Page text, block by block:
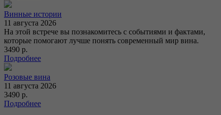
Винные истории
11 августа 2026
На этой встрече вы познакомитесь с событиями и фактами,
которые помогают лучше понять современный мир вина.
3490 р.
Подробнее
Розовые вина
11 августа 2026
3490 р.
Подробнее